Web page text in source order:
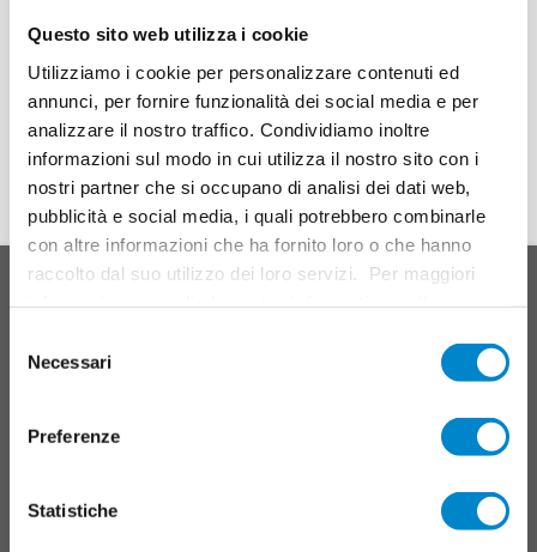
Questo sito web utilizza i cookie
Utilizziamo i cookie per personalizzare contenuti ed
annunci, per fornire funzionalità dei social media e per
analizzare il nostro traffico. Condividiamo inoltre
informazioni sul modo in cui utilizza il nostro sito con i
nostri partner che si occupano di analisi dei dati web,
pubblicità e social media, i quali potrebbero combinarle
con altre informazioni che ha fornito loro o che hanno
raccolto dal suo utilizzo dei loro servizi. Per maggiori
delNecessari
Preferenze
Statistiche
unterhttps://toolbox.triflex.com/
ZUR TRIFLEX TOOLBOX
In cima
Main
footer
SISTEMI DI PRODOTTI
Balconi
Sistemi per parcheggi multipiano
Sistemi di segnalazione